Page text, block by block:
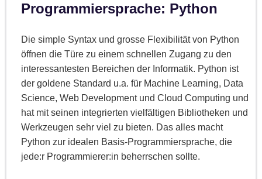
Programmiersprache: Python
Die simple Syntax und grosse Flexibilität von Python
öffnen die Türe zu einem schnellen Zugang zu den
interessantesten Bereichen der Informatik. Python ist
der goldene Standard u.a. für Machine Learning, Data
Science, Web Development und Cloud Computing und
hat mit seinen integrierten vielfältigen Bibliotheken und
Werkzeugen sehr viel zu bieten. Das alles macht
Python zur idealen Basis-Programmiersprache, die
jede:r Programmierer:in beherrschen sollte.